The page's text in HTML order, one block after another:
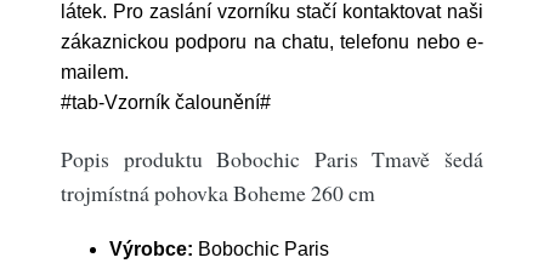
látek. Pro zaslání vzorníku stačí kontaktovat naši
zákaznickou podporu na chatu, telefonu nebo e-
mailem.
#tab-Vzorník čalounění#
Popis produktu Bobochic Paris Tmavě šedá
trojmístná pohovka Boheme 260 cm
Výrobce: Bobochic Paris